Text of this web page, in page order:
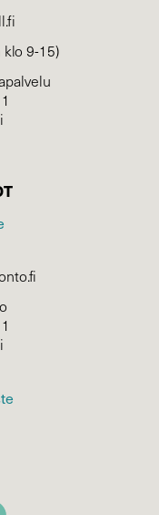
klo 9-15)